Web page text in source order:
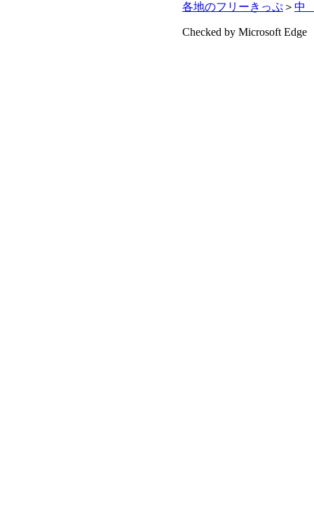
各地のフリーきっぷ ＞ 中
Checked by Microsoft Edge